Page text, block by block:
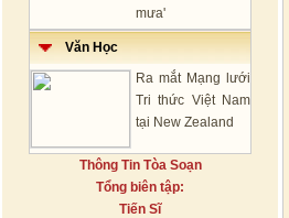
mưa'
Văn Học
Ra mắt Mạng lưới
Tri thức Việt Nam
tại New Zealand
Thông Tin Tòa Soạn
Tổng biên tập:
Tiến Sĩ